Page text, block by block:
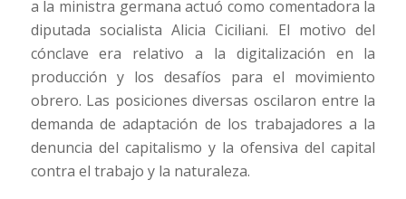
a la ministra germana actuó como comentadora la
diputada socialista Alicia Ciciliani. El motivo del
cónclave era relativo a la digitalización en la
producción y los desafíos para el movimiento
obrero. Las posiciones diversas oscilaron entre la
demanda de adaptación de los trabajadores a la
denuncia del capitalismo y la ofensiva del capital
contra el trabajo y la naturaleza.